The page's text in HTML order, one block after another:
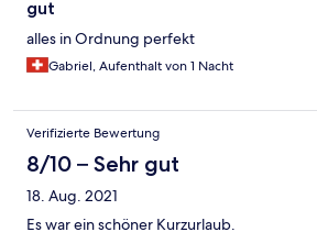
gut
alles in Ordnung perfekt
Gabriel, Aufenthalt von 1 Nacht
Verifizierte Bewertung
8/10 – Sehr gut
18. Aug. 2021
Es war ein schöner Kurzurlaub.